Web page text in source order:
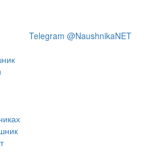
Telegram @NaushnikaNET